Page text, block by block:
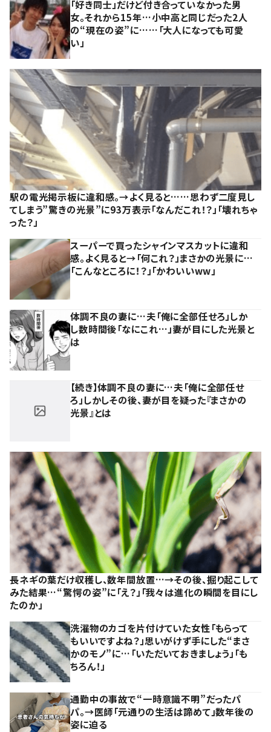
「好き同士」だけど付き合っていなかった男
女。それから15年…小中高と同じだった2人
の“現在の姿”に……「大人になっても可愛
い」
駅の電光掲示板に違和感。→よく見ると……思わず二度見し
てしまう”驚きの光景”に93万表示「なんだこれ！？」「壊れちゃ
った？」
スーパーで買ったシャインマスカットに違和
感。よく見ると→「何これ？」まさかの光景に…
「こんなところに！？」「かわいいww」
体調不良の妻に…夫「俺に全部任せろ」しか
し数時間後「なにこれ…」妻が目にした光景と
は
【続き】体調不良の妻に…夫「俺に全部任せ
ろ」しかしその後、妻が目を疑った『まさかの
光景』とは
長ネギの葉だけ収穫し、数年間放置…→その後、掘り起こして
みた結果…“驚愕の姿”に「え？」「我々は進化の瞬間を目にし
たのか」
洗濯物のカゴを片付けていた女性「もらって
もいいですよね？」思いがけず手にした“まさ
かのモノ”に…「いただいておきましょう」「も
ちろん！」
通勤中の事故で“一時意識不明”だったパ
パ。→医師「元通りの生活は諦めて」数年後の
姿に迫る